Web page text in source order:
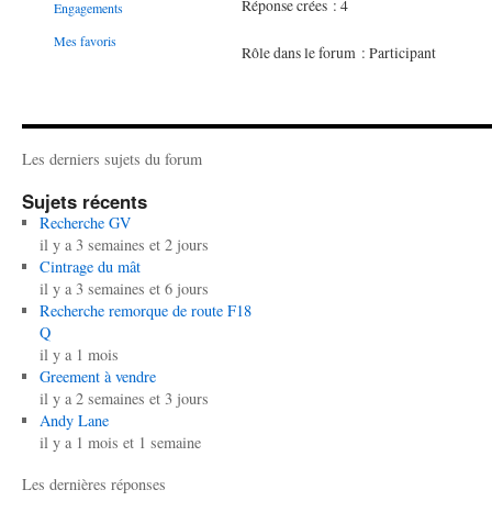
Engagements
Mes favoris
Réponse crées : 4
Rôle dans le forum : Participant
Les derniers sujets du forum
Sujets récents
Recherche GV
il y a 3 semaines et 2 jours
Cintrage du mât
il y a 3 semaines et 6 jours
Recherche remorque de route F18
Q
il y a 1 mois
Greement à vendre
il y a 2 semaines et 3 jours
Andy Lane
il y a 1 mois et 1 semaine
Les dernières réponses